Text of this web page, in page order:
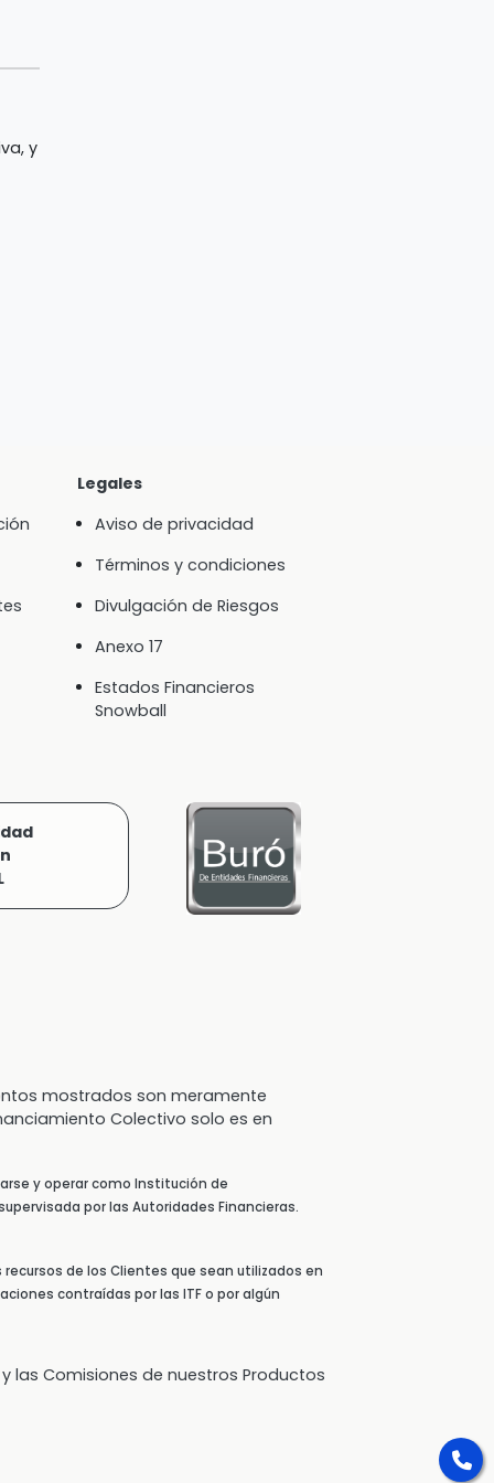
y
Legales
Aviso de privacidad
Términos y condiciones
Divulgación de Riesgos
Anexo 17
Estados Financieros
Snowball
mostrados son meramente
Colectivo solo es en
y operar como Institución de
por las Autoridades Financieras.
de los Clientes que sean utilizados en
contraídas por las ITF o por algún
las Comisiones de nuestros Productos